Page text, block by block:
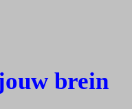
brein